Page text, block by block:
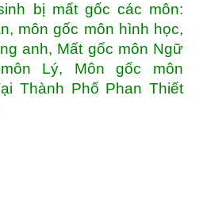
bị mất gốc các môn:
môn gốc môn hình học,
anh, Mất gốc môn Ngữ
Lý, Môn gốc môn
Thành Phố Phan Thiết